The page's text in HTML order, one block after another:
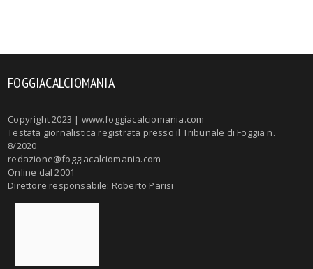
FOGGIACALCIOMANIA
Copyright 2023 | www.foggiacalciomania.com
Testata giornalistica registrata presso il Tribunale di Foggia n.
8/2020
redazione@foggiacalciomania.com
Online dal 2001
Direttore responsabile: Roberto Parisi